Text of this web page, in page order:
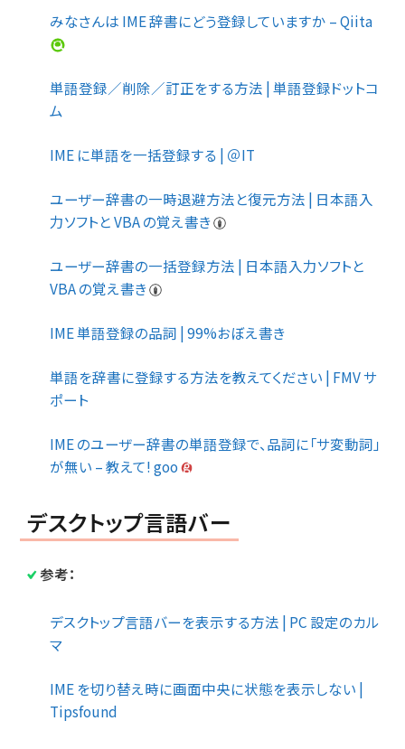
みなさんは IME 辞書にどう登録していますか – Qiita
単語登録／削除／訂正をする方法 | 単語登録ドットコ
ム
IME に単語を一括登録する | ＠IT
ユーザー辞書の一時退避方法と復元方法 | 日本語入
力ソフトと VBA の覚え書き
ユーザー辞書の一括登録方法 | 日本語入力ソフトと
VBA の覚え書き
IME 単語登録の品詞 | 99%おぼえ書き
単語を辞書に登録する方法を教えてください | FMV サ
ポート
IME のユーザー辞書の単語登録で、品詞に「サ変動詞」
が無い – 教えて! goo
デスクトップ言語バー
参考：
デスクトップ言語バーを表示する方法 | PC 設定のカル
マ
IME を切り替え時に画面中央に状態を表示しない |
Tipsfound